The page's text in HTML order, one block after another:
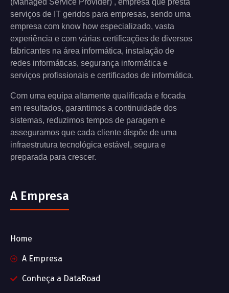
(Managed Service Provider) , empresa que presta
serviços de IT geridos para empresas, sendo uma
empresa com know how especializado, vasta
experiência e com várias certificações de diversos
fabricantes na área informática, instalação de
redes informáticas, segurança informática e
serviços profissionais e certificados de informática.
Com uma equipa altamente qualificada e focada
em resultados, garantimos a continuidade dos
sistemas, reduzimos tempos de paragem e
asseguramos que cada cliente dispõe de uma
infraestrutura tecnológica estável, segura e
preparada para crescer.
A Empresa
Home
A Empresa
Conheça a DataRoad